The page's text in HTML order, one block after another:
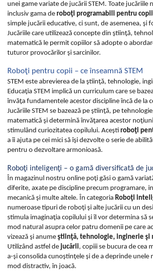
unei game variate de jucării STEM. Toate jucăriile
inclusiv gama de roboţi programabili pentru
simple jucării educative, ci sunt, de asemenea, şi
Jucăriile care utilizează concepte din ştiinţă,
matematică le permit copiilor să adopte o
tuturor provocărilor şi sarcinilor.
Roboţi pentru copii – ce înseamnă STEM
STEM este abrevierea de la ştiinţă, tehnologie,
Educaţia STEM implică un curriculum care se
învăţa fundamentele acestor discipline încă de la
Jucăriile STEM se bazează pe ştiinţă, pe
matematică şi determină învăţarea acestor
stimulând curiozitatea copilului. Aceşti roboţi
a îi ajuta pe cei mici să îşi dezvolte o serie de
pentru o dezvoltare armonioasă.
Roboţi inteligenţi – o gamă diversificată de
În magazinul nostru online poţi găsi o gamă
diferite, axate pe discipline precum programare,
mecanică şi multe altele. În categoria Roboţi
numeroase tipuri de roboţi şi alte jucării cu un
stimula imaginaţia copilului şi îl vor determina să
mod natural asupra celor patru domenii pe care
vizează şi anume ştiinţă, tehnologie, inginerie şi
Utilizând astfel de jucării, copiii se bucura de cea
a-şi consolida cunoştinţele şi de a deprinde
mod distractiv, în joacă.